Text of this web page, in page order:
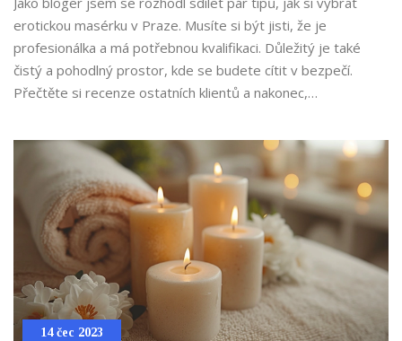
erotickou masérku v Praze. Musíte si být jisti, že je
profesionálka a má potřebnou kvalifikaci. Důležitý je také
čistý a pohodlný prostor, kde se budete cítit v bezpečí.
Přečtěte si recenze ostatních klientů a nakonec,
kým se budete cítit pohodlně a kdo splní vaše očekávání.
14 čec 2023